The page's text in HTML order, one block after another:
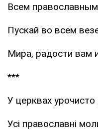
Всем
Пускай во всем
Мира, радости вам
***
У церквах
Усі православні